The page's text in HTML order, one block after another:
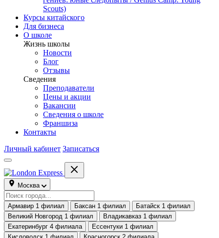
Scouts)
Курсы китайского
Для бизнеса
О школе
Жизнь школы
Новости
Блог
Отзывы
Сведения
Преподаватели
Цены и акции
Вакансии
Сведения о школе
Франшиза
Контакты
Личный кабинет Записаться
Москва
Армавир 1 филиал Баксан 1 филиал Батайск 1 филиал
Великий Новгород 1 филиал Владикавказ 1 филиал
Екатеринбург 4 филиала Ессентуки 1 филиал